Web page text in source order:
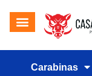
Carabinas